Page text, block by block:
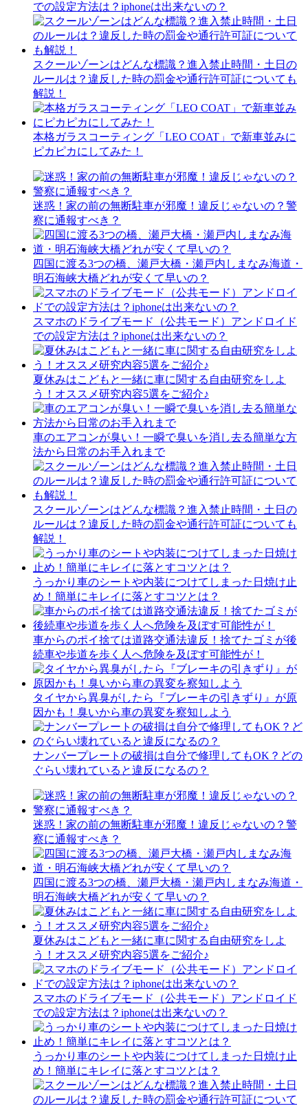
での設定方法は？iphoneは出来ないの？
スクールゾーンはどんな標識？進入禁止時間・土日の
ルールは？違反した時の罰金や通行許可証についても
解説！
本格ガラスコーティング「LEO COAT」で新車並みに
ピカピカにしてみた！
迷惑！家の前の無断駐車が邪魔！違反じゃないの？警
察に通報すべき？
四国に渡る3つの橋、瀬戸大橋・瀬戸内しまなみ海道・
明石海峡大橋どれが安くて早いの？
スマホのドライブモード（公共モード）アンドロイド
での設定方法は？iphoneは出来ないの？
夏休みはこどもと一緒に車に関する自由研究をしよ
う！オススメ研究内容5選をご紹介♪
車のエアコンが臭い！一瞬で臭いを消し去る簡単な方
法から日常のお手入れまで
スクールゾーンはどんな標識？進入禁止時間・土日の
ルールは？違反した時の罰金や通行許可証についても
解説！
うっかり車のシートや内装につけてしまった日焼け止
め！簡単にキレイに落とすコツとは？
車からのポイ捨ては道路交通法違反！捨てたゴミが後
続車や歩道を歩く人へ危険を及ぼす可能性が！
タイヤから異臭がしたら『ブレーキの引きずり』が原
因かも！臭いから車の異変を察知しよう
ナンバープレートの破損は自分で修理してもOK？どの
ぐらい壊れていると違反になるの？
迷惑！家の前の無断駐車が邪魔！違反じゃないの？警
察に通報すべき？
四国に渡る3つの橋、瀬戸大橋・瀬戸内しまなみ海道・
明石海峡大橋どれが安くて早いの？
夏休みはこどもと一緒に車に関する自由研究をしよ
う！オススメ研究内容5選をご紹介♪
スマホのドライブモード（公共モード）アンドロイド
での設定方法は？iphoneは出来ないの？
うっかり車のシートや内装につけてしまった日焼け止
め！簡単にキレイに落とすコツとは？